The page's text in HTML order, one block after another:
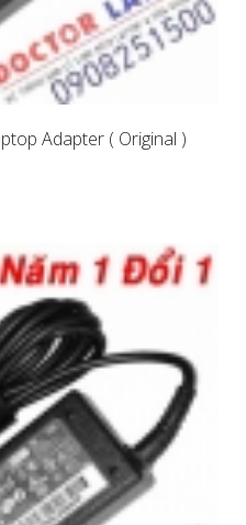
Adapter ( Original )